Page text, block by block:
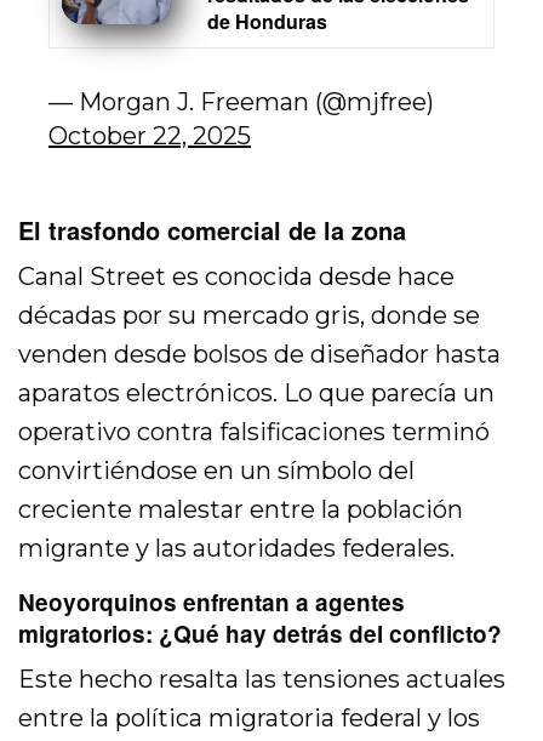
de Honduras
— Morgan J. Freeman (@mjfree)
October 22, 2025
El trasfondo comercial de la zona
Canal Street es conocida desde hace
décadas por su mercado gris, donde se
venden desde bolsos de diseñador hasta
aparatos electrónicos. Lo que parecía un
operativo contra falsificaciones terminó
convirtiéndose en un símbolo del
creciente malestar entre la población
migrante y las autoridades federales.
Neoyorquinos enfrentan a agentes
migratorios: ¿Qué hay detrás del conflicto?
Este hecho resalta las tensiones actuales
entre la política migratoria federal y los